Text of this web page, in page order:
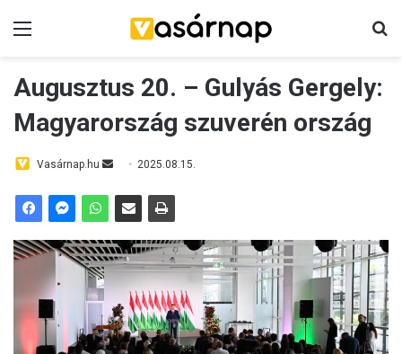
Augusztus 20. – Gulyás Gergely:
Magyarország szuverén ország
Vasárnap.hu
a
m
a
2025.08.15.